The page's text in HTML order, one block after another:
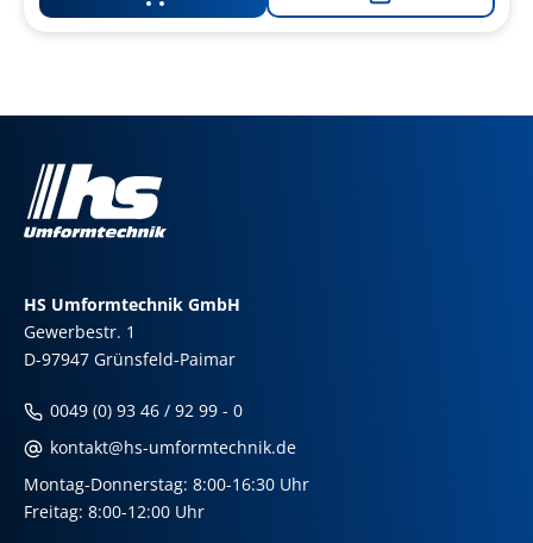
Zur
hinzufügen
HS Umformtechnik GmbH
Gewerbestr. 1
D-97947 Grünsfeld-Paimar
0049 (0) 93 46 / 92 99 - 0
kontakt@hs-umformtechnik.de
Montag-Donnerstag: 8:00-16:30 Uhr
Freitag: 8:00-12:00 Uhr